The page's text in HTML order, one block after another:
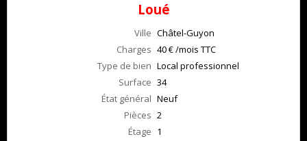
Loué
Ville Châtel-Guyon
Charges 40 € /mois TTC
Type de bien Local professionnel
Surface 34
État général Neuf
Pièces 2
Étage 1